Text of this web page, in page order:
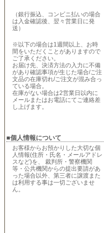
（銀行振込、コンビニ払いの場合
は入金確認後、翌々営業日に発
送）
※以下の場合は1週間以上、お時
間をいただくことがありますので
ご了承ください。
お届け先、決済方法の入力に不備
があり確認事項が生じた場合/ご注
文品の在庫切れ/ご注文が混み合っ
ている場合。
在庫がない場合は2営業日以内に
メールまたはお電話にてご連絡差
し上げます。
■個人情報について
お客様からお預かりした大切な個
人情報(住所・氏名・メールアドレ
スなど)を、 裁判所・警察機関
等・公共機関からの提出要請があ
った場合以外、第三者に譲渡また
は利用する事は一切ございませ
ん。